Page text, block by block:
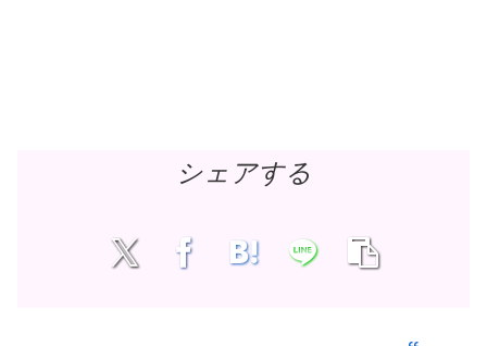
シェアする